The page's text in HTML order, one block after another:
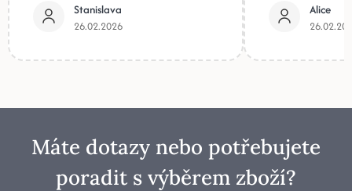
Stanislava
26.02.2026
Alice
Máte dotazy nebo potřebujete
poradit s výběrem zboží?